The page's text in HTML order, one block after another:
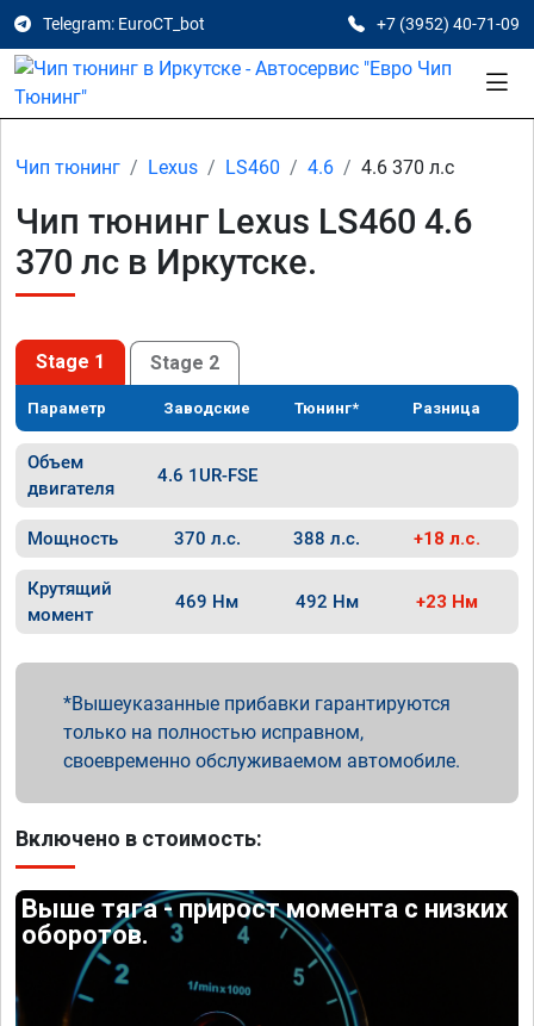
Telegram: EuroCT_bot +7 (3952) 40-71-09
Чип тюнинг Lexus LS460 4.6 4.6 370 л.с
Чип тюнинг Lexus LS460 4.6
370 лс в Иркутске.
Stage 1 Stage 2
Параметр Заводские Тюнинг* Разница
Объем
двигателя
4.6 1UR-FSE
Мощность 370 л.с. 388 л.с. +18 л.с.
Крутящий
момент
469 Нм 492 Нм +23 Нм
Вышеуказанные прибавки гарантируются
только на полностью исправном,
своевременно обслуживаемом автомобиле.
Включено в стоимость:
Выше тяга - прирост момента с низких
оборотов.